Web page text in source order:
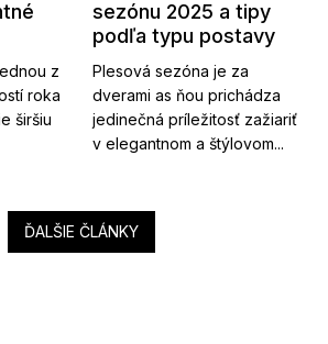
z
roka
širšiu
sezónu 2025 a tipy
podľa typu postavy
Plesová sezóna je za
dverami as ňou prichádza
jedinečná príležitosť zažiariť
v elegantnom a štýlovom...
ĎALŠIE ČLÁNKY